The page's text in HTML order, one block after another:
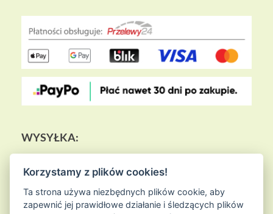
WYSYŁKA:
Korzystamy z plików cookies!
Ta strona używa niezbędnych plików cookie, aby
zapewnić jej prawidłowe działanie i śledzących plików